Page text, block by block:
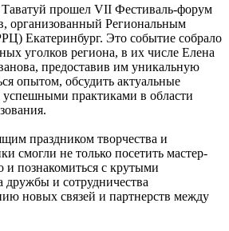
прошел VII Фестиваль-форум
организованный Региональным
Екатеринбург. Это событие собрало
уголков региона, в их числе Елена
предоставив им уникальную
опытом, обсудить актуальные
успешными практиками в области
праздником творчества и
смогли не только посетить мастер-
познакомиться с крутыми
и сотрудничества
новых связей и партнерств между